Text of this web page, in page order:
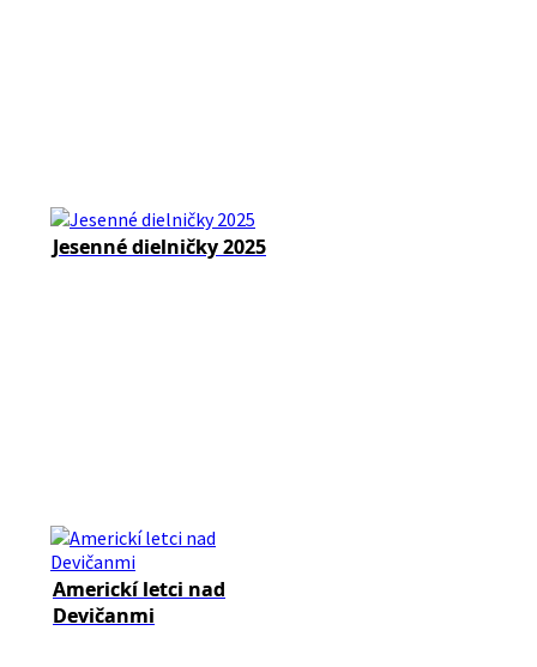
Jesenné dielničky 2025
Americkí letci nad
Devičanmi